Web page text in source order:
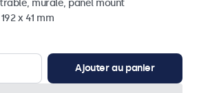
murale, panel mount
x 41 mm
Ajouter au panier